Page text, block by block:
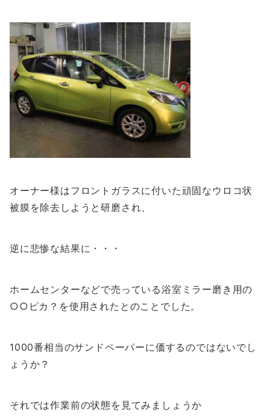
オーナー様はフロントガラスに付いた頑固なウロコ状
被膜を除去しようと研磨され、
逆に悲惨な結果に・・・
ホームセンターなどで売っている浴室ミラー磨き用の
○○ピカ？を使用されたとのことでした。
1000番相当のサンドペーパーに価するのではないでし
ょうか？
それでは作業前の状態を見てみましょうか